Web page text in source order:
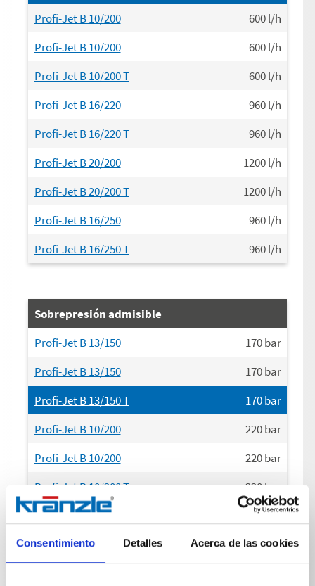
Consentimiento Detalles Acerca de las cookies
Profi-Jet B 10/200
600l/h
Profi-Jet B 10/200
600l/h
Profi-Jet B 10/200 T
600l/h
Profi-Jet B 16/220
960l/h
Profi-Jet B 16/220 T
960l/h
Profi-Jet B 20/200
1200l/h
Profi-Jet B 20/200 T
1200l/h
Profi-Jet B 16/250
960l/h
Profi-Jet B 16/250 T
960l/h
Sobrepresión admisible
Profi-Jet B 13/150
170bar
Profi-Jet B 13/150
170bar
Profi-Jet B 13/150 T
170bar
Profi-Jet B 10/200
220bar
Profi-Jet B 10/200
220bar
Profi-Jet B 10/200 T
220 bar
Profi-Jet B 16/220
240bar
Profi-Jet B 16/220 T
240bar